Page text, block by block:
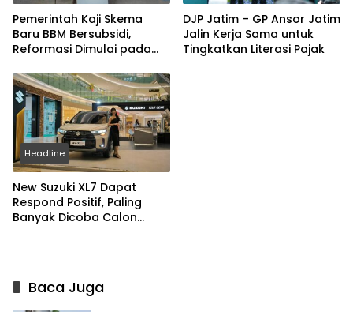
Pemerintah Kaji Skema
Baru BBM Bersubsidi,
Reformasi Dimulai pada
DJP Jatim – GP Ansor Jatim
Jalin Kerja Sama untuk
Tingkatkan Literasi Pajak
Headline
New Suzuki XL7 Dapat
Respond Positif, Paling
Banyak Dicoba Calon
Baca Juga